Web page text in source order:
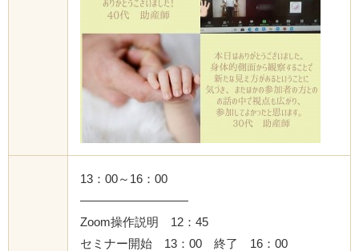
13：00～16：00
—————————
Zoom操作説明 12：45
セミナー開始 13：00 終了 16：00